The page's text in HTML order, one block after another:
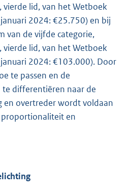
lid, van het Wetboek
2024: €25.750) en bij
van de vijfde categorie,
lid, van het Wetboek
2024: €103.000). Door
te passen en de
differentiëren naar de
en overtreder wordt voldaan
proportionaliteit en